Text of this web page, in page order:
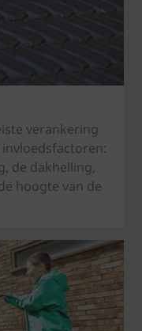
verankering
de dakhelling,
hoogte van de